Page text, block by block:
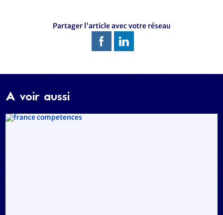
Partager l'article avec votre réseau
A voir aussi